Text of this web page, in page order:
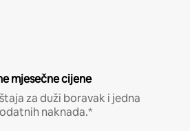
mjesečne cijene
za duži boravak i jedna
naknada.*